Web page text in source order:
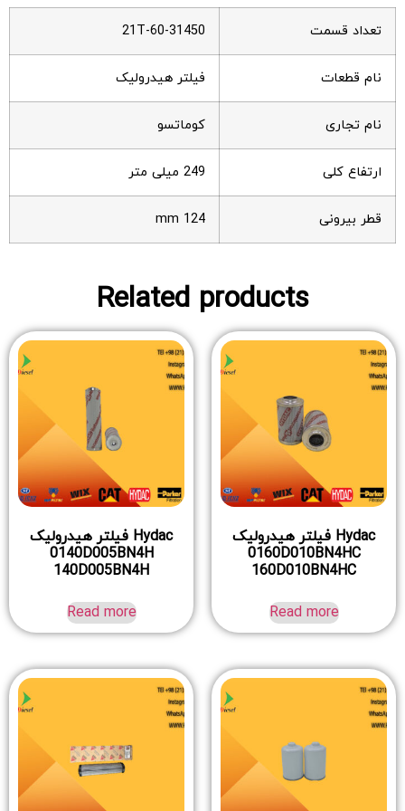
تعداد قسمت 21T-60-31450
نام قطعات فیلتر هیدرولیک
نام تجاری کوماتسو
ارتفاع کلی 249 میلی متر
قطر بیرونی 124 mm
Related products
Hydac فیلتر هیدرولیک
0160D010BN4HC
160D010BN4HC
Read more
Hydac فیلتر هیدرولیک
0140D005BN4H
140D005BN4H
Read more